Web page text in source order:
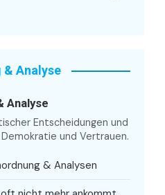
& Analyse
Analyse
Entscheidungen und
und Vertrauen.
& Analysen